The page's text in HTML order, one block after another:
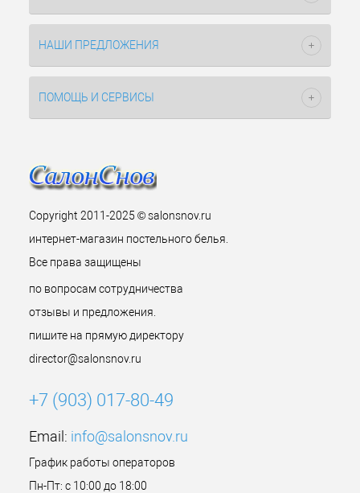
НАШИ ПРЕДЛОЖЕНИЯ
ПОМОЩЬ И СЕРВИСЫ
Copyright 2011-2025 © salonsnov.ru
интернет-магазин постельного белья.
Все права защищены
по вопросам сотрудничества
отзывы и предложения.
пишите на прямую директору
director@salonsnov.ru
+7 (903) 017-80-49
Email: info@salonsnov.ru
График работы операторов
Пн-Пт: с 10:00 до 18:00